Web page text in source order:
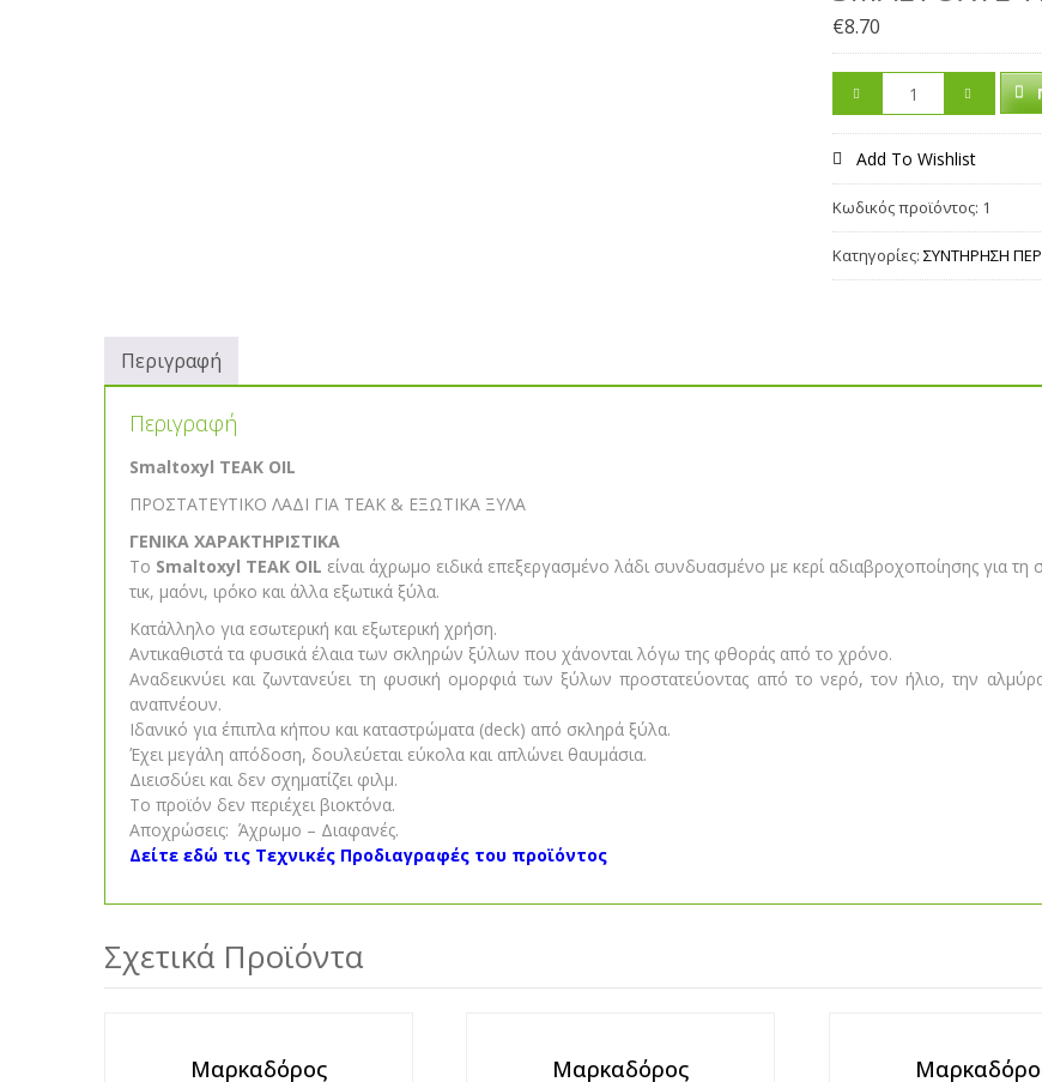
€8.70
Add To Wishlist
Κωδικός προϊόντος: 1
Κατηγορίες:ΣΥΝΤΗΡΗΣΗ
Περιγραφή
Περιγραφή
Smaltoxyl TEAK OIL
ΠΡΟΣΤΑΤΕΥΤΙΚΟ ΛΑΔΙ ΓΙΑ TEAK & ΕΞΩΤΙΚΑ ΞΥΛΑ
ΓΕΝΙΚΑ ΧΑΡΑΚΤΗΡΙΣΤΙΚΑ
Το Smaltoxyl TEAK OIL είναι άχρωμο ειδικά επεξεργασμένο λάδι συνδυασμένο με κερί αδιαβροχοποίησης για
τικ, μαόνι, ιρόκο και άλλα εξωτικά ξύλα.
Κατάλληλο για εσωτερική και εξωτερική χρήση.
Αντικαθιστά τα φυσικά έλαια των σκληρών ξύλων που χάνονται λόγω της φθοράς από το χρόνο.
Αναδεικνύει και ζωντανεύει τη φυσική ομορφιά των ξύλων προστατεύοντας από το νερό, τον ήλιο, την
αναπνέουν.
Ιδανικό για έπιπλα κήπου και καταστρώματα (deck) από σκληρά ξύλα.
Έχει μεγάλη απόδοση, δουλεύεται εύκολα και απλώνει θαυμάσια.
Διεισδύει και δεν σχηματίζει φιλμ.
Το προϊόν δεν περιέχει βιοκτόνα.
Αποχρώσεις: Άχρωμο – Διαφανές.
Δείτε εδώ τις Τεχνικές Προδιαγραφές του προϊόντος
Σχετικά Προϊόντα
Μαρκαδόρος
Μαρκαδόρος